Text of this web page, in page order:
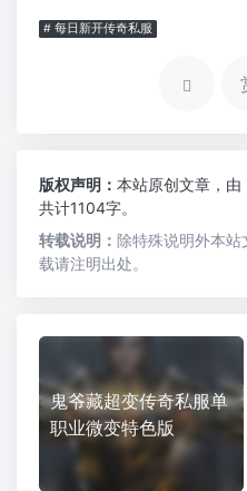
# 每日新开传奇私服
版权声明： 本站原创文章，由
共计1104字。
转载说明： 除特殊说明外本
载请注明出处。
鬼爷藏超变传奇私服单
职业微变特色版